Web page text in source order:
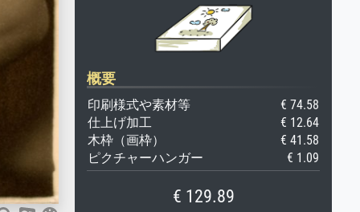
概要
印刷様式や素材等
€ 74.58
仕上げ加工
€ 12.64
木枠（画枠）
€ 41.58
ピクチャーハンガー
€ 1.09
€ 129.89